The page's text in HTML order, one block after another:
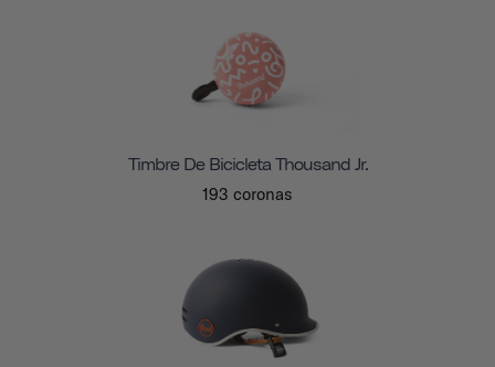
Timbre De Bicicleta Thousand Jr.
193 coronas